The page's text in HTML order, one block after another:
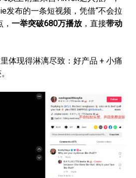
发布的一条短视频，凭借“不会拉
一举突破680万播放 ，直接带动
体现得淋漓尽致：好产品 + 小痛